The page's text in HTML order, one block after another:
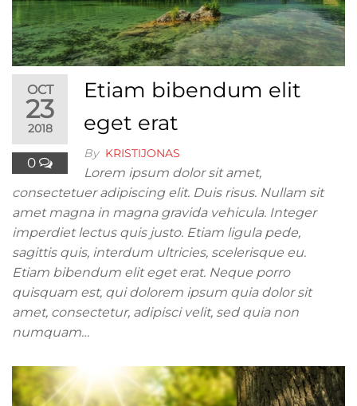
OCT
23
2018
0
Etiam bibendum elit
eget erat
By KRISTIJONAS
Lorem ipsum dolor sit amet,
consectetuer adipiscing elit. Duis risus. Nullam sit
amet magna in magna gravida vehicula. Integer
imperdiet lectus quis justo. Etiam ligula pede,
sagittis quis, interdum ultricies, scelerisque eu.
Etiam bibendum elit eget erat. Neque porro
quisquam est, qui dolorem ipsum quia dolor sit
amet, consectetur, adipisci velit, sed quia non
numquam…